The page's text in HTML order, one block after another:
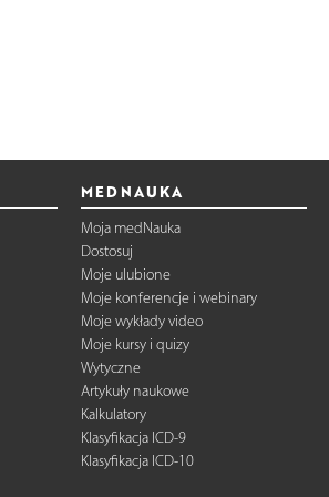
MEDNAUKA
Moja medNauka
Dostosuj
Moje ulubione
Moje konferencje i webinary
Moje wykłady video
Moje kursy i quizy
Wytyczne
Artykuły naukowe
Kalkulatory
Klasyfikacja ICD-9
Klasyfikacja ICD-10